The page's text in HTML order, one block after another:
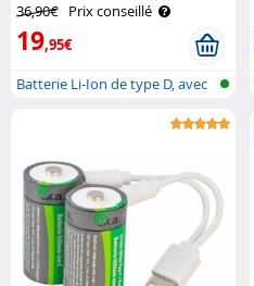
36,90€ Prix conseillé
19,95€
Batterie Li-Ion de type D, avec